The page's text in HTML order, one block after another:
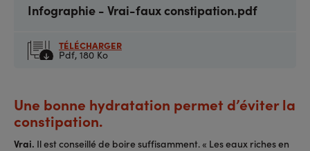
Infographie - Vrai-faux constipation.pdf
TÉLÉCHARGER
Pdf,180 Ko
Une bonne hydratation permet d’éviter la
constipation.
Vrai. Il est conseillé de boire suffisamment. « Les eaux riches en